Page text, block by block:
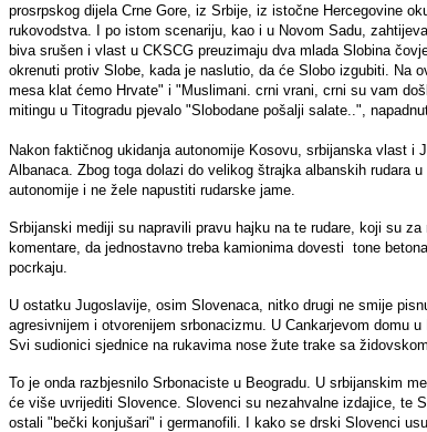
prosrpskog dijela Crne Gore, iz Srbije, iz istočne Hercegovine
rukovodstva. I po istom scenariju, kao i u Novom Sadu,
biva srušen i vlast u CKSCG preuzimaju dva mlada Slobina
okrenuti protiv Slobe, kada je naslutio, da će Slobo izgubiti. Na
mesa klat ćemo Hrvate" i "Muslimani. crni vrani, crni su vam
mitingu u Titogradu pjevalo "Slobodane pošalji salate..",
Nakon faktičnog ukidanja autonomije Kosovu, srbijanska vlast i
Albanaca. Zbog toga dolazi do velikog štrajka albanskih rudara
autonomije i ne žele napustiti rudarske jame.
Srbijanski mediji su napravili pravu hajku na te rudare, koji su
komentare, da jednostavno treba kamionima dovesti tone
pocrkaju.
U ostatku Jugoslavije, osim Slovenaca, nitko drugi ne smije
agresivnijem i otvorenijem srbonacizmu. U Cankarjevom domu
Svi sudionici sjednice na rukavima nose žute trake sa
To je onda razbjesnilo Srbonaciste u Beogradu. U srbijanskim
će više uvrijediti Slovence. Slovenci su nezahvalne izdajice, te
ostali "bečki konjušari" i germanofili. I kako se drski Slovenci